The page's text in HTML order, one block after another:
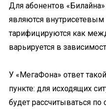
Для абонентов
являются
тарифицируются как
варьируется в
У «МегаФона» ответ
пункте: для исходящих
будет рассчитываться